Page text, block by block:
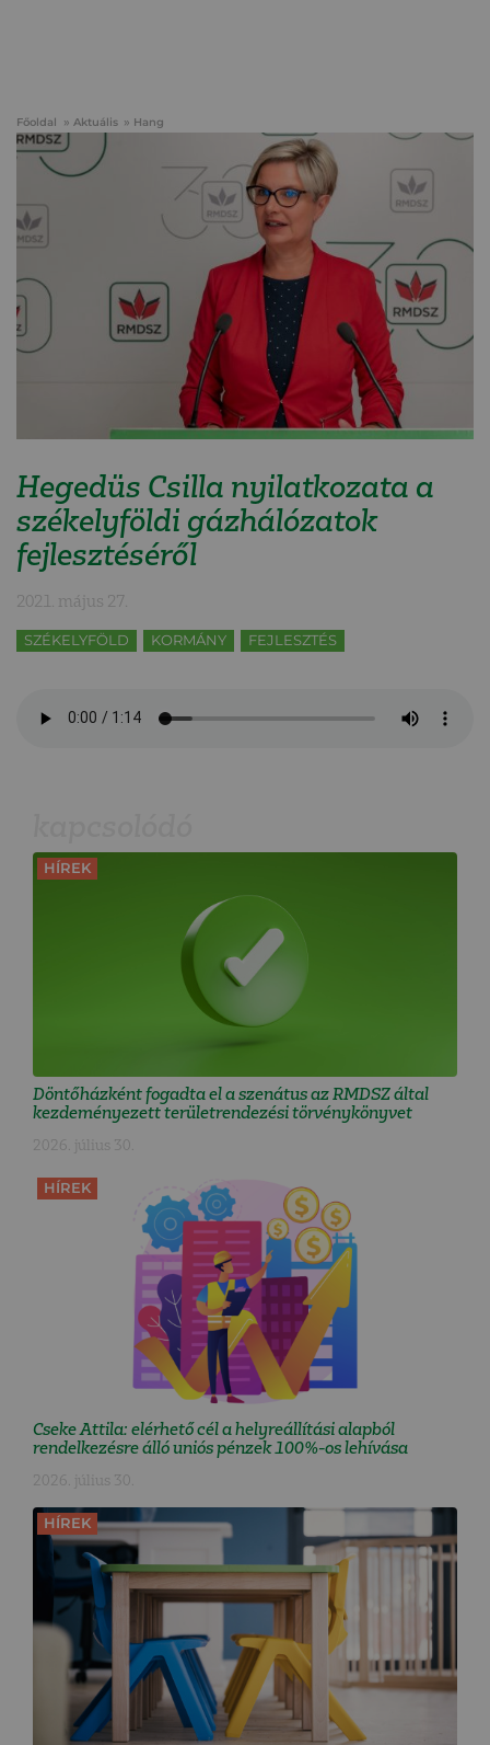
Főoldal Aktuális Hang
Hegedüs Csilla nyilatkozata a
székelyföldi gázhálózatok
fejlesztéséről
2021. május 27.
SZÉKELYFÖLD KORMÁNY FEJLESZTÉS
HÍREK
Döntőházként fogadta el a szenátus az RMDSZ által
kezdeményezett területrendezési törvénykönyvet
2026. július 30.
HÍREK
Cseke Attila: elérhető cél a helyreállítási alapból
rendelkezésre álló uniós pénzek 100%-os lehívása
2026. július 30.
HÍREK